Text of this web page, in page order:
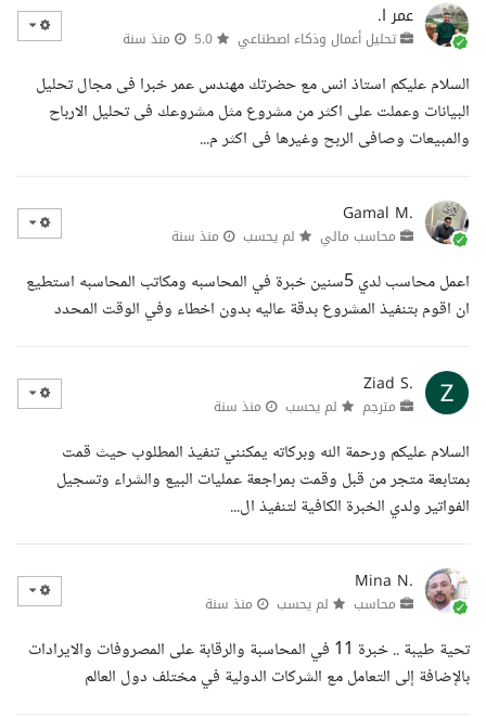
عمر ا.
تحليل أعمال وذكاء اصطناعي منذ سنة
السلام عليكم استاذ انس مع حضرتك مهندس عمر خبرا فى مجال تحليل
البيانات وعملت على اكثر من مشروع مثل مشروعك فى تحليل الارباح
والمبيعات وصافى الربح وغيرها فى اكثر م...
Gamal M.
محاسب مالي لم يحسب منذ سنة
اعمل محاسب لدي 5سنين خبرة في المحاسبه ومكاتب المحاسبه استطيع
ان اقوم بتنفيذ المشروع بدقة عاليه بدون اخطاء وفي الوقت المحدد
Ziad S.
مترجم لم يحسب منذ سنة
السلام عليكم ورحمة الله وبركاته يمكنني تنفيذ المطلوب حيث قمت
بمتابعة متجر من قبل وقمت بمراجعة عمليات البيع والشراء وتسجيل
الفواتير ولدي الخبرة الكافية لتنفيذ ال...
Mina N.
محاسب لم يحسب منذ سنة
تحية طيبة .. خبرة 11 في المحاسبة والرقابة على المصروفات والايرادات
بالإضافة إلى التعامل مع الشركات الدولية في مختلف دول العالم